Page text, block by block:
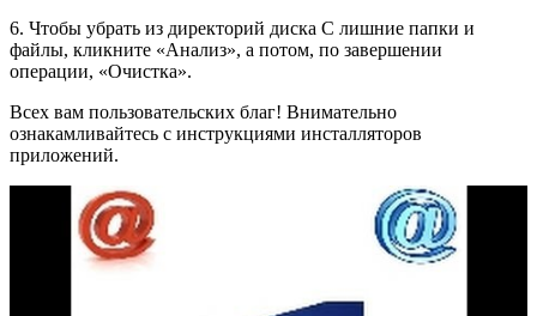
6. Чтобы убрать из директорий диска C лишние папки и
файлы, кликните «Анализ», а потом, по завершении
операции, «Очистка».
Всех вам пользовательских благ! Внимательно
ознакамливайтесь с инструкциями инсталляторов
приложений.